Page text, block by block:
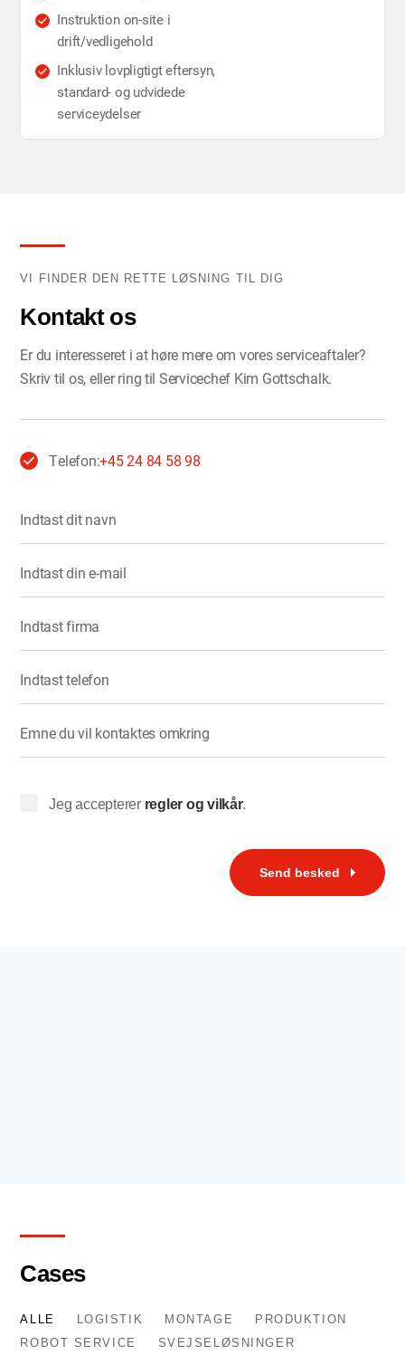
Instruktion on-site i
drift/vedligehold
Inklusiv lovpligtigt eftersyn,
standard- og udvidede
serviceydelser
VI FINDER DEN RETTE LØSNING TIL DIG
Kontakt os
Er du interesseret i at høre mere om vores serviceaftaler?
Skriv til os, eller ring til Servicechef Kim Gottschalk.
Telefon:+45 24 84 58 98
Indtast dit navn
Indtast din e-mail
Indtast firma
Indtast telefon
Emne du vil kontaktes omkring
Jeg accepterer regler og vilkår.
Send besked
Cases
ALLE LOGISTIK MONTAGE
PRODUKTION
ROBOT SERVICE
SVEJSELØSNINGER